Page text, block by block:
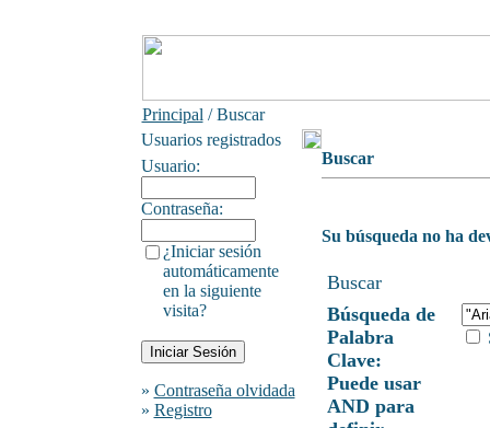
Principal / Buscar
Usuarios registrados
Usuario:
Contraseña:
¿Iniciar sesión
automáticamente
en la siguiente
visita?
» Contraseña olvidada
» Registro
Buscar
Su búsqueda no ha
Buscar
Búsqueda de
Palabra
Clave:
Puede usar
AND para